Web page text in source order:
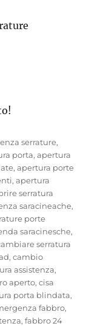
serrature,
porta,apertura
,apertura porte
,apertura
serratura
saracineache,
porte
saracinesche,
serratura
,cambio
assistenza,
aperto,cisa
porta blindata,
fabbro,
,fabbro 24